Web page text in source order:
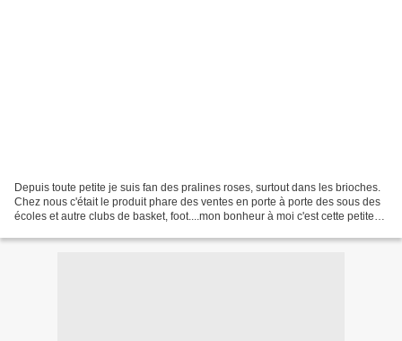
Depuis toute petite je suis fan des pralines roses, surtout dans les brioches.
Chez nous c'était le produit phare des ventes en porte à porte des sous des
écoles et autre clubs de basket, foot....mon bonheur à moi c'est cette petite